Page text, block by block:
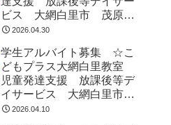
ビス 大網白里市 茂原
市 白子町
2026.04.30
学生アルバイト募集 ☆こ
どもプラス大網白里教室
児童発達支援 放課後等デ
イサービス 大網白里市
茂原市 白子町
2026.04.10